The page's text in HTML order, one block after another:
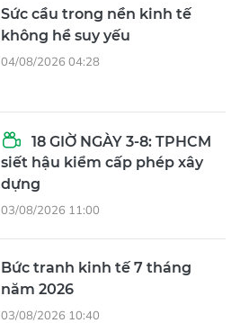
Sức cầu trong nền kinh tế
không hề suy yếu
04/08/2026 04:28
18 GIỜ NGÀY 3-8: TPHCM
siết hậu kiểm cấp phép xây
dựng
03/08/2026 11:00
Bức tranh kinh tế 7 tháng
năm 2026
03/08/2026 10:40